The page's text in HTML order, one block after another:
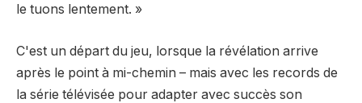
le tuons lentement. »
C'est un départ du jeu, lorsque la révélation arrive
après le point à mi-chemin – mais avec les records de
la série télévisée pour adapter avec succès son